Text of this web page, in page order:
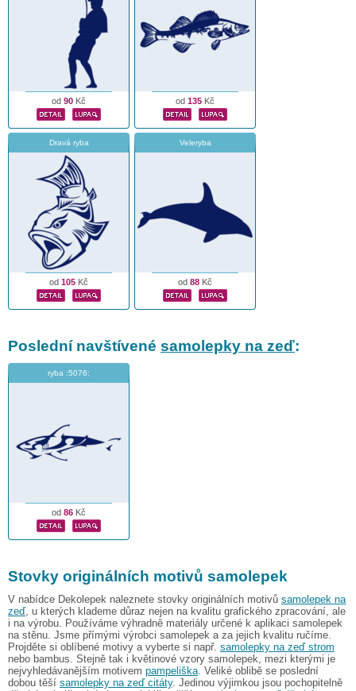
od 90 Kč od 135 Kč
Dravá ryba
od 105 Kč
Veleryba
od 88 Kč
Poslední navštívené samolepky na zeď:
ryba :5076:
od 86 Kč
Stovky originálních motivů samolepek
V nabídce Dekolepek naleznete stovky originálních motivů samolepek na
zeď, u kterých klademe důraz nejen na kvalitu grafického zpracování, ale
i na výrobu. Používáme výhradně materiály určené k aplikaci samolepek
na stěnu. Jsme přímými výrobci samolepek a za jejich kvalitu ručíme.
Projděte si oblíbené motivy a vyberte si např. samolepky na zeď strom
nebo bambus. Stejně tak i květinové vzory samolepek, mezi kterými je
nejvyhledávanějším motivem pampeliška . Veliké oblibě se poslední
dobou těší samolepky na zeď citáty. Jedinou výjimkou jsou pochopitelně